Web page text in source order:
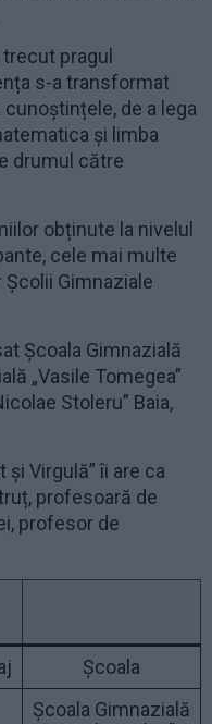
pragul
s-a transformat
de a lega
și limba
drumul către
obținute la nivelul
cele mai multe
Gimnaziale
Școala Gimnazială
„Vasile Tomegea”
Stoleru” Baia,
Virgulă” îi are ca
profesoară de
profesor de
Școala
Școala Gimnazială